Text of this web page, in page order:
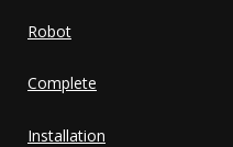
Robot
Complete
Installation